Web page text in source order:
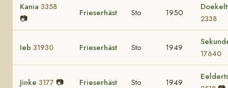
Kania 3358
📷
Frieserhäst Sto 1950
2338
Ieb 31930 Frieserhäst Sto 1949
17640
Jinke 3177 📷 Frieserhäst Sto 1949